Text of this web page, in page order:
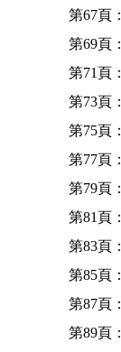
第67頁：
第69頁：
第71頁：
第73頁：
第75頁：
第77頁：
第79頁：
第81頁：
第83頁：
第85頁：
第87頁：
第89頁：